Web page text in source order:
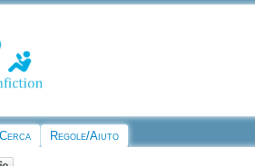
Cerca Regole/Aiuto